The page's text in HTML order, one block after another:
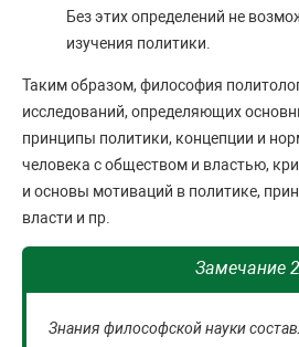
Без этих определений не
изучения политики.
Таким образом, философия
исследований, определяющих
принципы политики, концепции и
человека с обществом и властью,
и основы мотиваций в политике,
власти и пр.
Замечание 2
Знания философской науки